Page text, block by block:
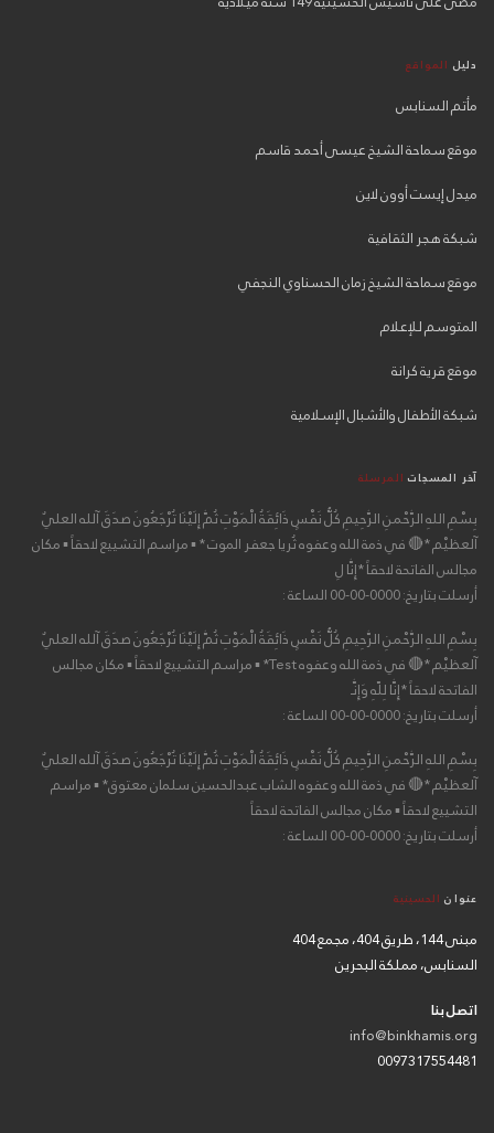
دليل المواقع
مأتم السنابس
موقع سماحة الشيخ عيسى أحمد قاسم
ميدل إيست أوون لاين
شبكة هجر الثقافية
موقع سماحة الشيخ زمان الحسناوي النجفي
المتوسم للإعلام
موقع قرية كرانة
شبكة الأطفال والأشبال الإسلامية
آخر المسجات المرسلة
بِسْمِ اللهِ الرَّحْمنِ الرَّحِيمِ كُلُّ نَفْسٍ ذَائِقَةُ الْمَوْتِ ثُمَّ إِلَيْنَا تُرْجَعُونَ صدَقَ آلله العليٌ
آلعظيْم *🔴 في ذمة الله وعفوه ثُريا جعفر الموت * ▪ مراسم التشييع لاحقاً ▪ مكان
مجالس الفاتحة لاحقاً *إِنَّا لِ
أرسلت بتاريخ: 0000-00-00 الساعة :
بِسْمِ اللهِ الرَّحْمنِ الرَّحِيمِ كُلُّ نَفْسٍ ذَائِقَةُ الْمَوْتِ ثُمَّ إِلَيْنَا تُرْجَعُونَ صدَقَ آلله العليٌ
آلعظيْم *🔴 في ذمة الله وعفوه Test* ▪ مراسم التشييع لاحقاً ▪ مكان مجالس
الفاتحة لاحقاً *إِنَّا لِلّهِ وَإِنَّـ
أرسلت بتاريخ: 0000-00-00 الساعة :
بِسْمِ اللهِ الرَّحْمنِ الرَّحِيمِ كُلُّ نَفْسٍ ذَائِقَةُ الْمَوْتِ ثُمَّ إِلَيْنَا تُرْجَعُونَ صدَقَ آلله العليٌ
آلعظيْم *🔴 في ذمة الله وعفوه الشاب عبدالحسين سلمان معتوق* ▪ مراسم
التشييع لاحقاً ▪ مكان مجالس الفاتحة لاحقاً
أرسلت بتاريخ: 0000-00-00 الساعة :
عنوان الحسينية
مبنى 144، طريق 404، مجمع 404
السنابس، مملكة البحرين
اتصل بنا
info@binkhamis.org
0097317554481